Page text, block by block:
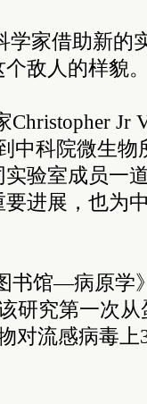
学家借助新的
个敌人的样貌
Jr
中科院微生
验室成员一
进展，也为
书馆—病原学
研究第一次
对流感病毒